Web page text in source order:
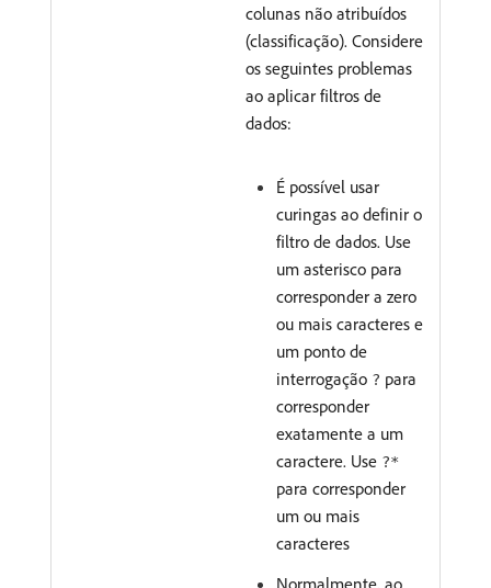
colunas não atribuídos
(classificação). Considere
os seguintes problemas
ao aplicar filtros de
dados:
É possível usar
curingas ao definir o
filtro de dados. Use
um asterisco para
corresponder a zero
ou mais caracteres e
um ponto de
interrogação ? para
corresponder
exatamente a um
caractere. Use ?*
para corresponder
um ou mais
caracteres
Normalmente, ao